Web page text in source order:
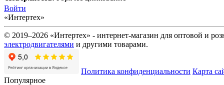
Войти
«Интертех»
© 2019–2026 «Интертех» - интернет-магазин для оптовой и
электродвигателями и другими товарами.
Политика конфиденциальности Карта
Популярное